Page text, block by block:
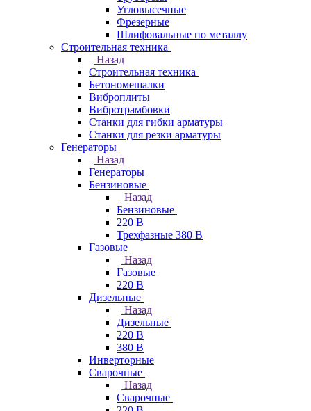
Угловысечные
Фрезерные
Шлифовальные по металлу
Строительная техника
Назад
Строительная техника
Бетономешалки
Виброплиты
Вибротрамбовки
Станки для гибки арматуры
Станки для резки арматуры
Генераторы
Назад
Генераторы
Бензиновые
Назад
Бензиновые
220 В
Трехфазные 380 В
Газовые
Назад
Газовые
220 В
Дизельные
Назад
Дизельные
220 В
380 В
Инверторные
Сварочные
Назад
Сварочные